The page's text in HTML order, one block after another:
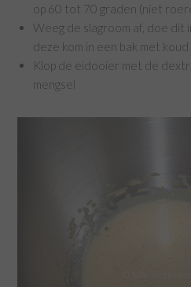
op 60 tot 70 graden (niet
Weeg de slagroom af, doe dit
deze kom in een bak met
Klop de eidooier met de
mengsel